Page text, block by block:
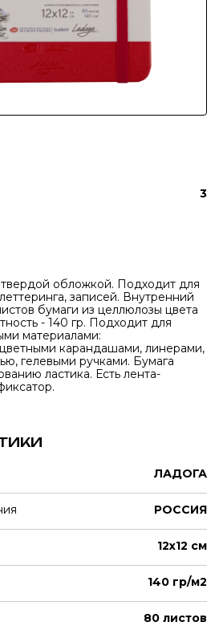
3
обложкой. Подходит для
записей. Внутренний
бумаги из целлюлозы цвета
- 140 гр. Подходит для
материалами:
карандашами, линерами,
гелевыми ручками. Бумага
ластика. Есть лента-
ЛАДОГА
РОССИЯ
12х12 см
140 гр/м2
80 листов